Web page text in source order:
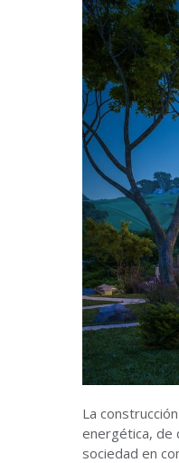
La
energética, de
sociedad en